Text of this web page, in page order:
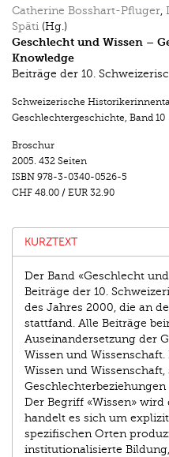
Catherine Bosshart-Pfluger,
Späti (Hg.)
Geschlecht und Wissen –
Knowledge
Beiträge der 10.
Schweizerische
Geschlechtergeschichte, Band 10
Broschur
2005. 432 Seiten
ISBN 978-3-0340-0526-5
CHF 48.00 / EUR 32.90
KURZTEXT
Der Band «Geschlecht
Beiträge der 10.
des Jahres 2000, die an
stattfand. Alle Beiträge
Auseinandersetzung der
Wissen und
Wissen und
Der Begriff «Wissen» wird
handelt es sich um
spezifischen Orten
institutionalisierte